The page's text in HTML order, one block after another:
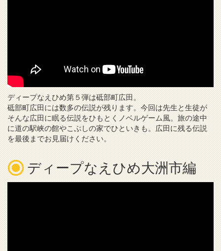
ディープなえひめ第５弾は砥部町広田。
砥部町広田には数多の伝説が残ります。今回は先生と生徒が
そんな広田に眠る伝説をひもとくノベルゲーム風。旅の途中
に道の駅峡の館やこぶしの家でひといきも。広田に残る伝説
を最後までお見届けください。
ディープなえひめ大洲市編